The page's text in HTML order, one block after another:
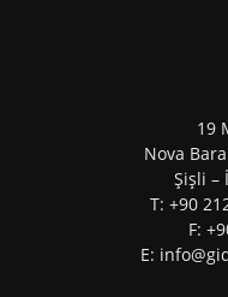
19
Nova
Şişli –
T: +90
F:
E: